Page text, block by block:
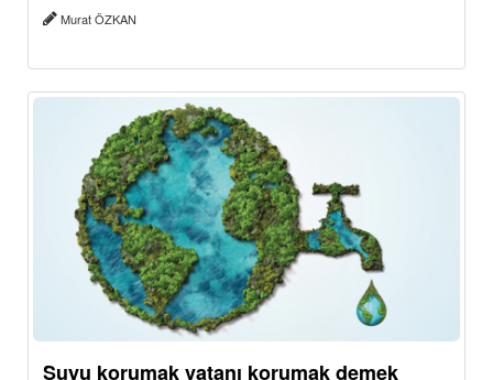
Murat ÖZKAN
Suyu korumak vatanı korumak demek